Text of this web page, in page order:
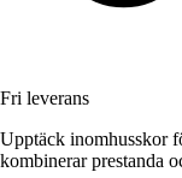
Fri leverans
Upptäck inomhusskor
kombinerar prestanda